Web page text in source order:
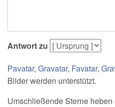
Antwort zu
Pavatar, Gravatar, Favatar,
Bilder werden unterstützt.
Umschließende Sterne